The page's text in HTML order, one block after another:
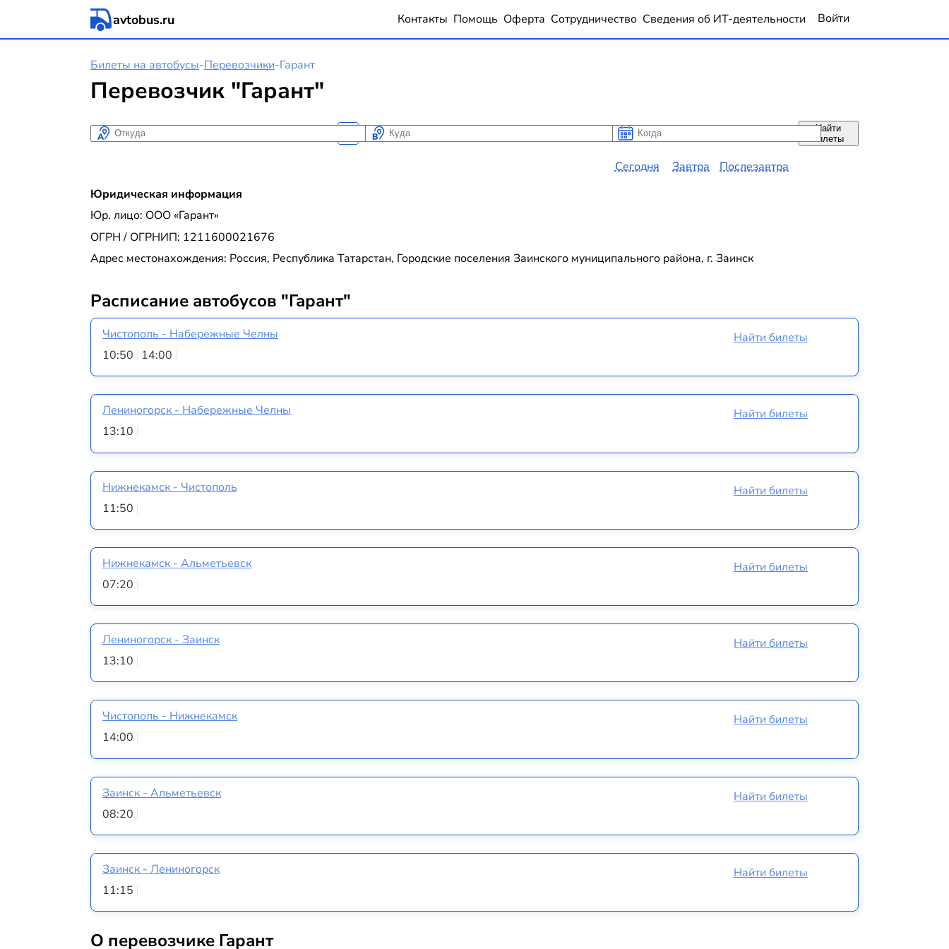
avtobus.ru Контакты Помощь Оферта Сотрудничество Сведения об ИТ-деятельности Войти
Билеты на автобусы-Перевозчики-Гарант
Перевозчик "Гарант"
Откуда Куда Когда
Когда
Сегодня Завтра Послезавтра
Найти
билеты
Юридическая информация
Юр. лицо: ООО «Гарант»
ОГРН / ОГРНИП: 1211600021676
Адрес местонахождения: Россия, Республика Татарстан, Городские поселения Заинского муниципального района, г. Заинск
Расписание автобусов "Гарант"
Чистополь - Набережные Челны
10:50
14:00
Найти билеты
Лениногорск - Набережные Челны
13:10
Найти билеты
Нижнекамск - Чистополь
11:50
Найти билеты
Нижнекамск - Альметьевск
07:20
Найти билеты
Лениногорск - Заинск
13:10
Найти билеты
Чистополь - Нижнекамск
14:00
Найти билеты
Заинск - Альметьевск
08:20
Найти билеты
Заинск - Лениногорск
11:15
Найти билеты
О перевозчике Гарант